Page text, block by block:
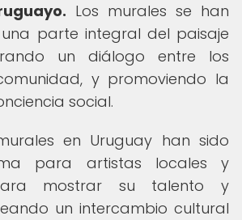
Los murales se han
parte integral del paisaje
un diálogo entre los
y promoviendo la
social.
en Uruguay han sido
para artistas locales y
mostrar su talento y
un intercambio cultural